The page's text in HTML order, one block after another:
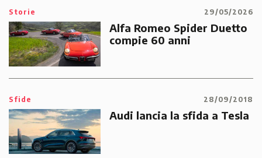
Storie 29/05/2026
Alfa Romeo Spider Duetto
compie 60 anni
Sfide 28/09/2018
Audi lancia la sfida a Tesla